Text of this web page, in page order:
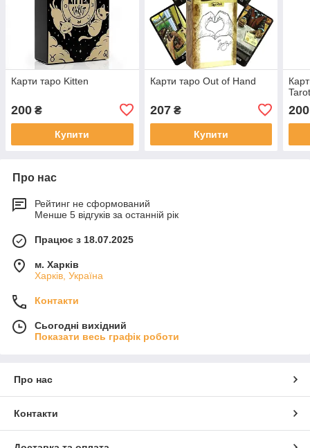
Карти таро Kitten
200 ₴
Купити
Карти таро Out of Hand
207₴
Купити
200
Про нас
Рейтинг не сформований
Менше 5 відгуків за останній рік
Працює з 18.07.2025
м. Харків
Харків, Україна
Контакти
Сьогодні вихідний
Показати весь графік роботи
Про нас
Контакти